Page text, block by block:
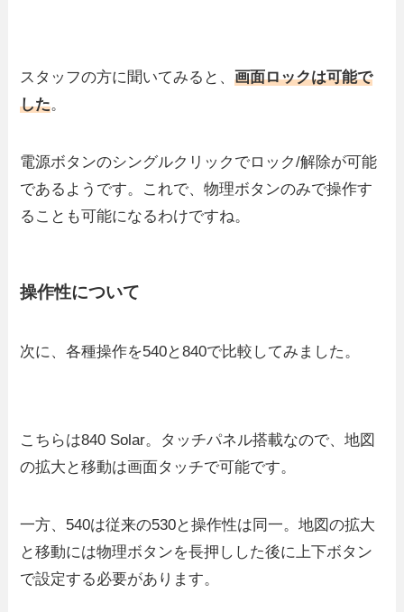
スタッフの方に聞いてみると、画面ロックは可能で
した。
電源ボタンのシングルクリックでロック/解除が可能
であるようです。これで、物理ボタンのみで操作す
ることも可能になるわけですね。
操作性について
次に、各種操作を540と840で比較してみました。
こちらは840 Solar。タッチパネル搭載なので、地図
の拡大と移動は画面タッチで可能です。
一方、540は従来の530と操作性は同一。地図の拡大
と移動には物理ボタンを長押しした後に上下ボタン
で設定する必要があります。